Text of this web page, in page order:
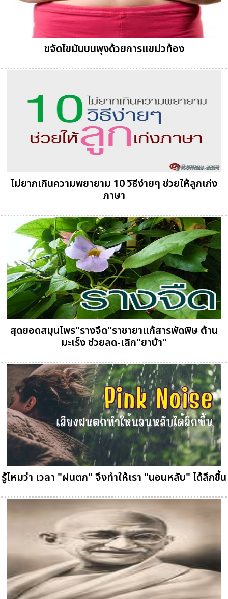
ขจัดไขมันบนพุงด้วยการแขม่วท้อง
ไม่ยากเกินความพยายาม 10 วิธีง่ายๆ ช่วยให้ลูกเก่ง
ภาษา
สุดยอดสมุนไพร"รางจืด"ราชายาแก้สารพัดพิษ ต้าน
มะเร็ง ช่วยลด-เลิก"ยาบ้า"
รู้ไหมว่า เวลา "ฝนตก" จึงทำให้เรา "นอนหลับ" ได้ลึกขึ้น